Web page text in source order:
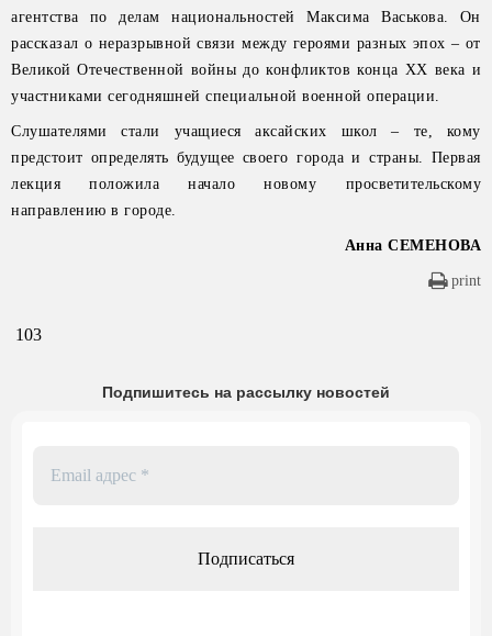
агентства по делам национальностей Максима Васькова. Он
рассказал о неразрывной связи между героями разных эпох – от
Великой Отечественной войны до конфликтов конца XX века и
участниками сегодняшней специальной военной операции.
Слушателями стали учащиеся аксайских школ – те, кому
предстоит определять будущее своего города и страны. Первая
лекция положила начало новому просветительскому
направлению в городе.
Анна СЕМЕНОВА
print
103
Подпишитесь на рассылку новостей